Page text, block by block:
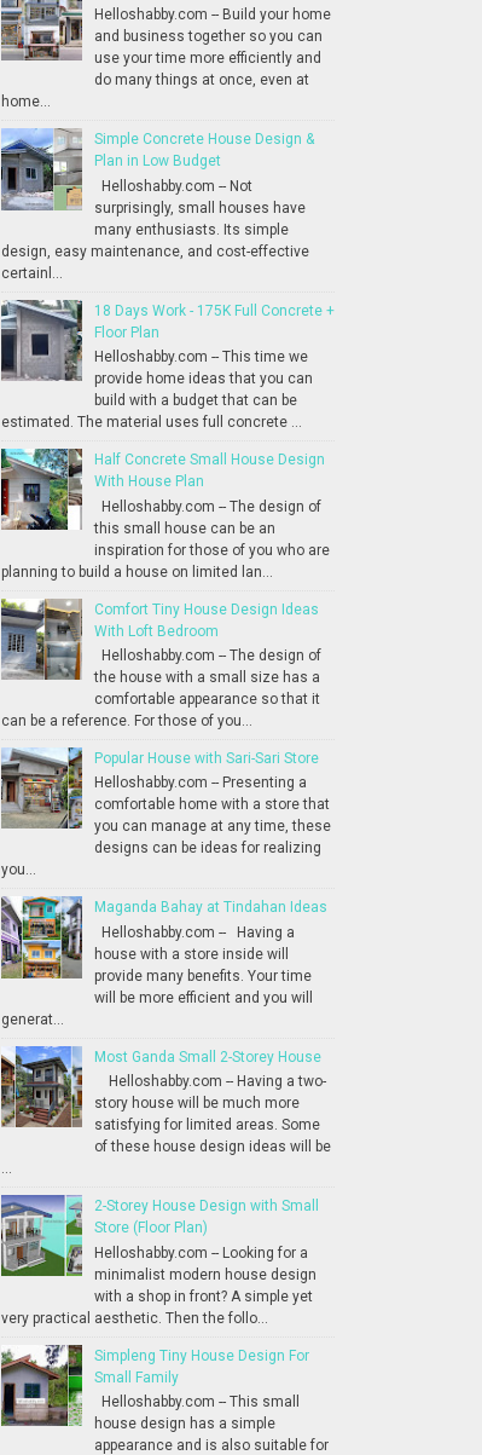
Helloshabby.com -- Build your home
and business together so you can
use your time more efficiently and
do many things at once, even at
home...
Simple Concrete House Design &
Plan in Low Budget
Helloshabby.com -- Not
surprisingly, small houses have
many enthusiasts. Its simple
design, easy maintenance, and cost-effective
certainl...
18 Days Work - 175K Full Concrete +
Floor Plan
Helloshabby.com -- This time we
provide home ideas that you can
build with a budget that can be
estimated. The material uses full concrete ...
Half Concrete Small House Design
With House Plan
Helloshabby.com -- The design of
this small house can be an
inspiration for those of you who are
planning to build a house on limited lan...
Comfort Tiny House Design Ideas
With Loft Bedroom
Helloshabby.com -- The design of
the house with a small size has a
comfortable appearance so that it
can be a reference. For those of you...
Popular House with Sari-Sari Store
Helloshabby.com -- Presenting a
comfortable home with a store that
you can manage at any time, these
designs can be ideas for realizing
you...
Maganda Bahay at Tindahan Ideas
Helloshabby.com -- Having a
house with a store inside will
provide many benefits. Your time
will be more efficient and you will
generat...
Most Ganda Small 2-Storey House
Helloshabby.com -- Having a two-
story house will be much more
satisfying for limited areas. Some
of these house design ideas will be
...
2-Storey House Design with Small
Store (Floor Plan)
Helloshabby.com -- Looking for a
minimalist modern house design
with a shop in front? A simple yet
very practical aesthetic. Then the follo...
Simpleng Tiny House Design For
Small Family
Helloshabby.com -- This small
house design has a simple
appearance and is also suitable for